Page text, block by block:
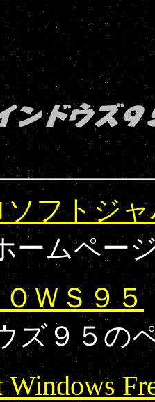
ソフトジ
ームペー
ＷＳ９５
ズ９５の